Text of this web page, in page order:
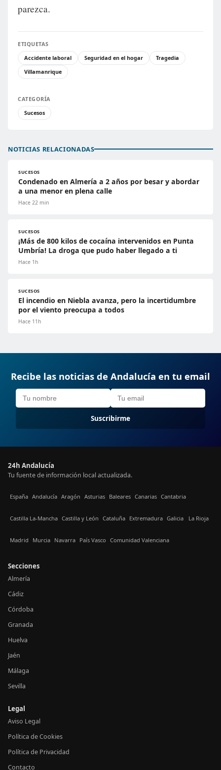
parezca.
ETIQUETAS
Accidente laboral
Seguridad en el hogar
Tragedia
Villamanrique
CATEGORÍA
Sucesos
NOTICIAS RELACIONADAS
SUCESOS
Condenado en Almería a 2 años por besar y abordar
a una menor en plena calle
Hace 22 min
SUCESOS
¡Más de 800 kilos de cocaína intervenidos en Punta
Umbría! La droga que pudo haber llegado a ti
Hace 1h
SUCESOS
El incendio en Niebla avanza, pero la incertidumbre
por el viento preocupa a todos
Hace 11h
Recibe las noticias de Andalucía en tu email
Suscribirme
24h Andalucía
Tu fuente de información local actualizada.
España Andalucía Aragón Asturias Baleares Canarias Cantabria
Castilla La-Mancha Castilla y León Cataluña Extremadura Galicia La Rioja
Madrid Murcia Navarra País Vasco Comunidad Valenciana
Secciones
Almería
Cádiz
Córdoba
Granada
Huelva
Jaén
Málaga
Sevilla
Legal
Aviso Legal
Política de Cookies
Política de Privacidad
Contacto